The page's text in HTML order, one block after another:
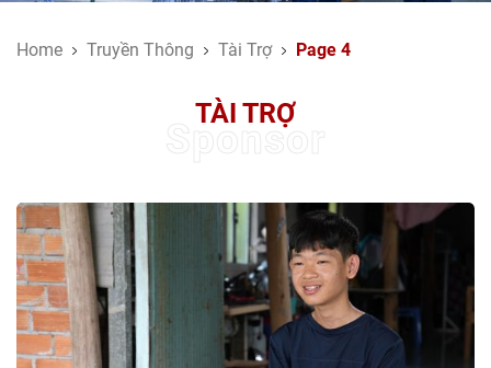
Home Truyền Thông Tài Trợ Page 4
TÀI TRỢ
Sponsor